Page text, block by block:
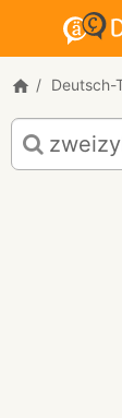
Deutsch-